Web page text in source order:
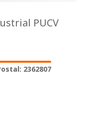
PUCV
2362807